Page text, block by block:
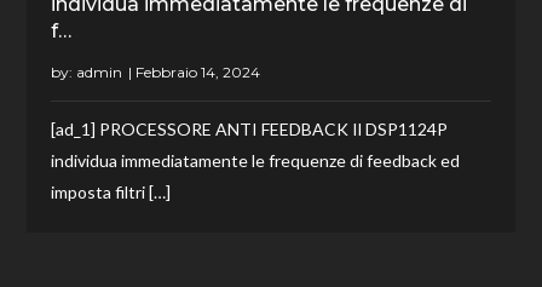
individua immediatamente le frequenze di
f…
by: admin
[ad_1] PROCESSORE ANTI FEEDBACK Il DSP1124P
individua immediatamente le frequenze di feedback ed
imposta filtri […]